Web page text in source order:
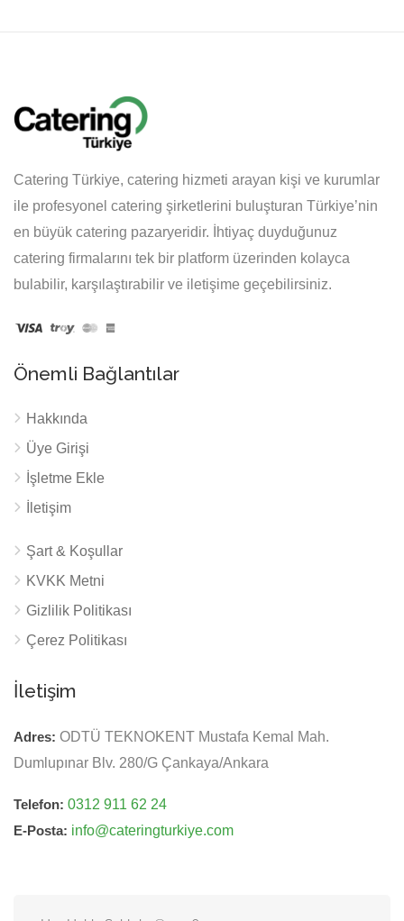
Catering Türkiye, catering hizmeti arayan kişi ve kurumlar
ile profesyonel catering şirketlerini buluşturan Türkiye’nin
en büyük catering pazaryeridir. İhtiyaç duyduğunuz
catering firmalarını tek bir platform üzerinden kolayca
bulabilir, karşılaştırabilir ve iletişime geçebilirsiniz.
Önemli Bağlantılar
Hakkında
Üye Girişi
İşletme Ekle
İletişim
Şart & Koşullar
KVKK Metni
Gizlilik Politikası
Çerez Politikası
İletişim
Adres: ODTÜ TEKNOKENT Mustafa Kemal Mah.
Dumlupınar Blv. 280/G Çankaya/Ankara
Telefon: 0312 911 62 24
E-Posta: info@cateringturkiye.com